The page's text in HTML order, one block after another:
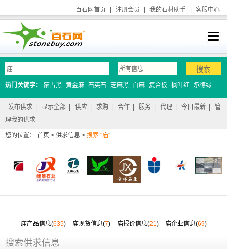
百石网首页 注册会员 我的石材助手 客服中心
热门关键字： 蒙古黑 黄金麻 石英石 芝麻黑 白麻 复合板 枫叶红 承德绿
发布供求 显示全部 供应 求购 合作 服务 代理 今日最新
管
理我的供求
您的位置： 首页 > 供求信息 > 搜索 "庙"
庙产品信息(635) 庙现货信息(7) 庙报价信息(21) 庙企业信息(69)
搜索供求信息